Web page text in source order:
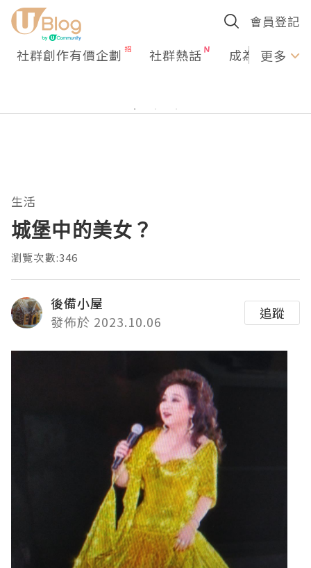
會員登記
社群創作有價企劃 社群熱話 成為U更多
生活
城堡中的美女？
瀏覽次數:346
後備小屋
發佈於 2023.10.06
追蹤